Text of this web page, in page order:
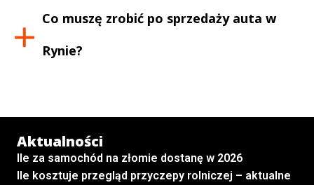
Co muszę zrobić po sprzedaży auta w
Rynie?
Aktualności
Ile za samochód na złomie dostanę w 2026
Ile kosztuje przegląd przyczepy rolniczej – aktualne